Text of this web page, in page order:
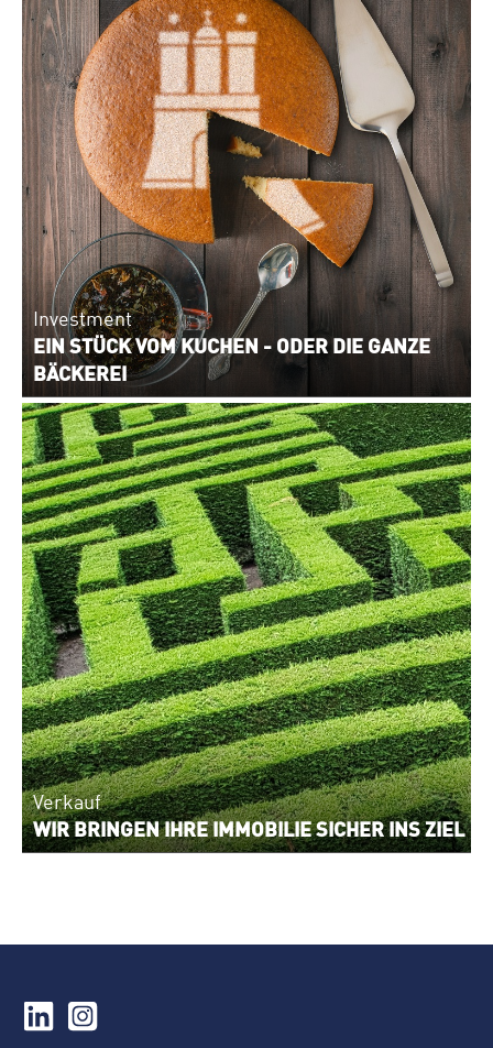
Investment
EIN STÜCK VOM KUCHEN - ODER DIE GANZE
BÄCKEREI
Verkauf
WIR BRINGEN IHRE IMMOBILIE SICHER INS ZIEL